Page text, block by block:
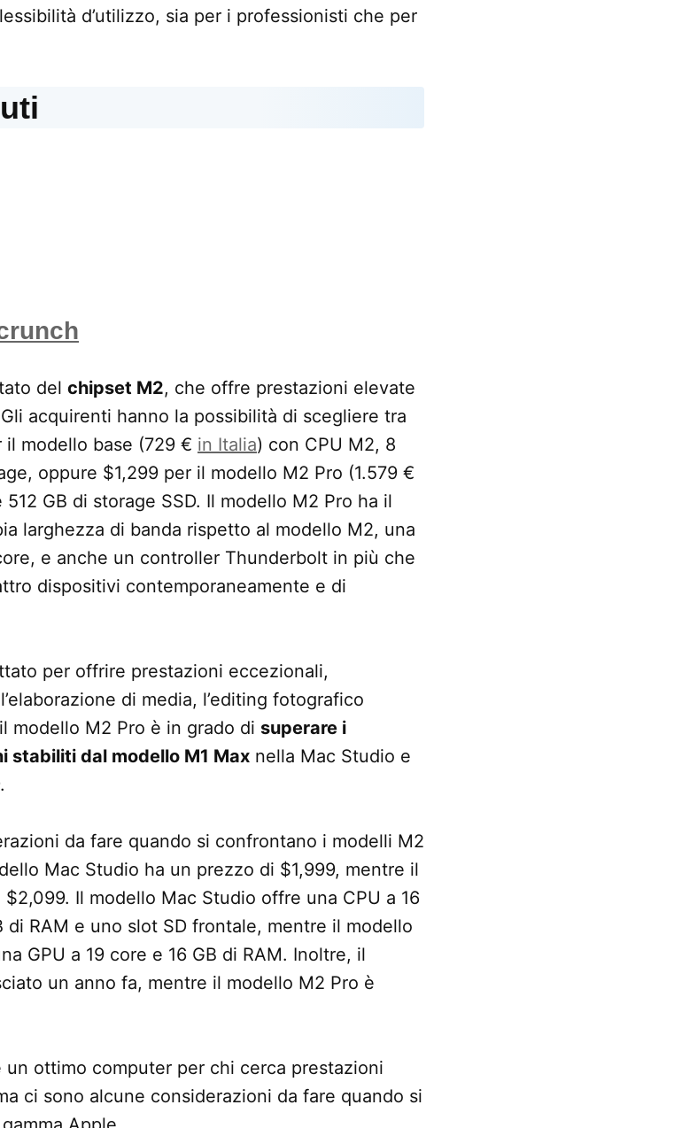
d’utilizzo, sia per i professionisti che per
del chipset M2, che offre prestazioni elevate
acquirenti hanno la possibilità di scegliere tra
modello base (729 € in Italia) con CPU M2, 8
oppure $1,299 per il modello M2 Pro (1.579 €
GB di storage SSD. Il modello M2 Pro ha il
larghezza di banda rispetto al modello M2, una
e anche un controller Thunderbolt in più che
dispositivi contemporaneamente e di
per offrire prestazioni eccezionali,
di media, l’editing fotografico
modello M2 Pro è in grado di superare i
stabiliti dal modello M1 Max nella Mac Studio e
da fare quando si confrontano i modelli M2
Mac Studio ha un prezzo di $1,999, mentre il
Il modello Mac Studio offre una CPU a 16
di RAM e uno slot SD frontale, mentre il modello
GPU a 19 core e 16 GB di RAM. Inoltre, il
un anno fa, mentre il modello M2 Pro è
ottimo computer per chi cerca prestazioni
ci sono alcune considerazioni da fare quando si